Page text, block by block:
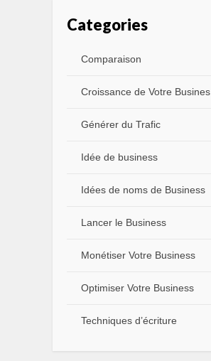
Categories
Comparaison
Croissance de Votre Busines
Générer du Trafic
Idée de business
Idées de noms de Business
Lancer le Business
Monétiser Votre Business
Optimiser Votre Business
Techniques d’écriture